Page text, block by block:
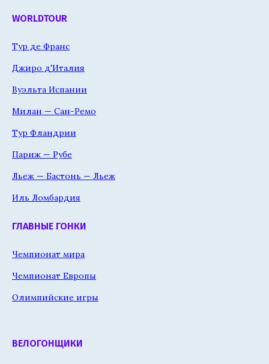
WORLDTOUR
Тур де Франс
Джиро д'Италия
Вуэльта Испании
Милан — Сан-Ремо
Тур Фландрии
Париж — Рубе
Льеж — Бастонь — Льеж
Иль Ломбардия
ГЛАВНЫЕ ГОНКИ
Чемпионат мира
Чемпионат Европы
Олимпийские игры
ВЕЛОГОНЩИКИ